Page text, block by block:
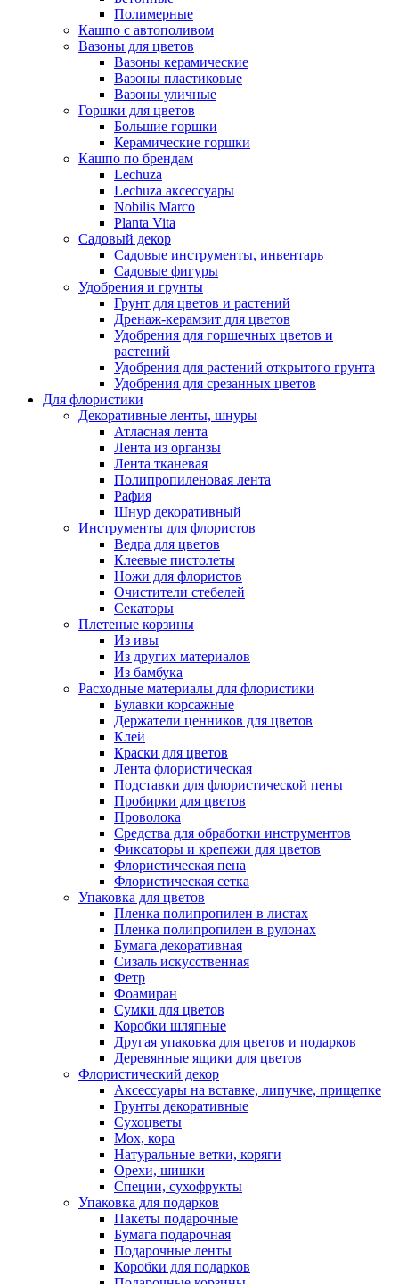
Полимерные
Кашпо с автополивом
Вазоны для цветов
Вазоны керамические
Вазоны пластиковые
Вазоны уличные
Горшки для цветов
Большие горшки
Керамические горшки
Кашпо по брендам
Lechuza
Lechuza аксессуары
Nobilis Marco
Planta Vita
Садовый декор
Садовые инструменты, инвентарь
Садовые фигуры
Удобрения и грунты
Грунт для цветов и растений
Дренаж-керамзит для цветов
Удобрения для горшечных цветов и
растений
Удобрения для растений открытого грунта
Удобрения для срезанных цветов
Для флористики
Декоративные ленты, шнуры
Атласная лента
Лента из органзы
Лента тканевая
Полипропиленовая лента
Рафия
Шнур декоративный
Инструменты для флористов
Ведра для цветов
Клеевые пистолеты
Ножи для флористов
Очистители стебелей
Секаторы
Плетеные корзины
Из ивы
Из других материалов
Из бамбука
Расходные материалы для флористики
Булавки корсажные
Держатели ценников для цветов
Клей
Краски для цветов
Лента флористическая
Подставки для флористической пены
Пробирки для цветов
Проволока
Средства для обработки инструментов
Фиксаторы и крепежи для цветов
Флористическая пена
Флористическая сетка
Упаковка для цветов
Пленка полипропилен в листах
Пленка полипропилен в рулонах
Бумага декоративная
Сизаль искусственная
Фетр
Фоамиран
Сумки для цветов
Коробки шляпные
Другая упаковка для цветов и подарков
Деревянные ящики для цветов
Флористический декор
Аксессуары на вставке, липучке, прищепке
Грунты декоративные
Сухоцветы
Мох, кора
Натуральные ветки, коряги
Орехи, шишки
Специи, сухофрукты
Упаковка для подарков
Пакеты подарочные
Бумага подарочная
Подарочные ленты
Коробки для подарков